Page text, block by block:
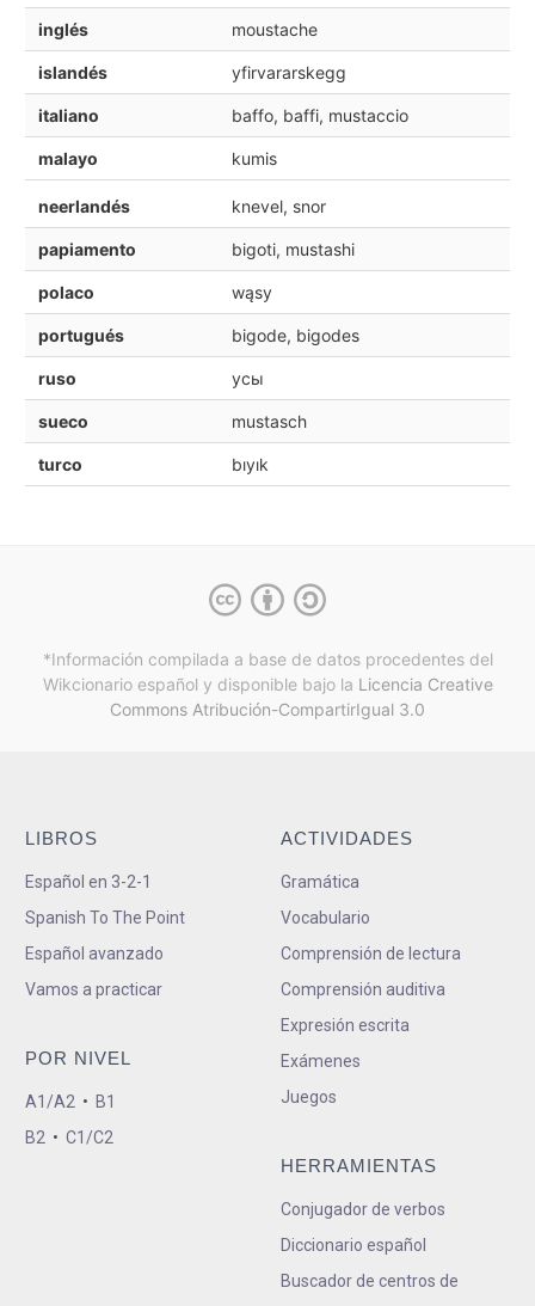
inglés moustache
islandés yfirvararskegg
italiano baffo, baffi, mustaccio
malayo kumis
neerlandés knevel, snor
papiamento bigoti, mustashi
polaco wąsy
portugués bigode, bigodes
ruso усы
sueco mustasch
turco bıyık
*Información compilada a base de datos procedentes del
Wikcionario español y disponible bajo la Licencia Creative
Commons Atribución-CompartirIgual 3.0
LIBROS
Español en 3-2-1
Spanish To The Point
Español avanzado
Vamos a practicar
POR NIVEL
A1/A2 • B1
B2 • C1/C2
ACTIVIDADES
Gramática
Vocabulario
Comprensión de lectura
Comprensión auditiva
Expresión escrita
Exámenes
Juegos
HERRAMIENTAS
Conjugador de verbos
Diccionario español
Buscador de centros de